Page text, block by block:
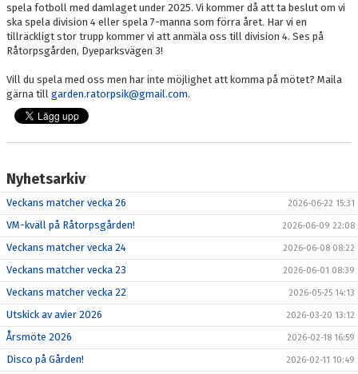
VÅRA LAG/TRÄNARE
SPONSORER
DOKUMENT
FOLKSAM IDROTTSSKADOR (LÄNK)
MEDLEMSKAP OCH AVGIFTER
FRITIDSKORTET
FOTBOLLSSKOLAN 2026
TRÄNINGSTIDER 2026
RUTIN PLANSCHEMA VID MATCHER
KONTAKT
spela fotboll med damlaget under 2025. Vi kommer då att ta beslut om vi
ska spela division 4 eller spela 7-manna som förra året. Har vi en
tillräckligt stor trupp kommer vi att anmäla oss till division 4. Ses på
Råtorpsgården, Dyeparksvägen 3!
Vill du spela med oss men har inte möjlighet att komma på mötet? Maila
gärna till garden.ratorpsik@gmail.com.
Nyhetsarkiv
Veckans matcher vecka 26 2026-06-22 15:31
VM-kväll på Råtorpsgården! 2026-06-09 22:08
Veckans matcher vecka 24 2026-06-08 08:22
Veckans matcher vecka 23 2026-06-01 08:39
Veckans matcher vecka 22 2026-05-25 14:13
Utskick av avier 2026 2026-03-20 13:12
Årsmöte 2026 2026-02-18 16:59
Disco på Gården! 2026-02-11 10:49